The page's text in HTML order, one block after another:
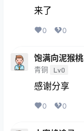
来了
0 0
饱满向泥猴桃
青铜 Lv0
感谢分享
0 0